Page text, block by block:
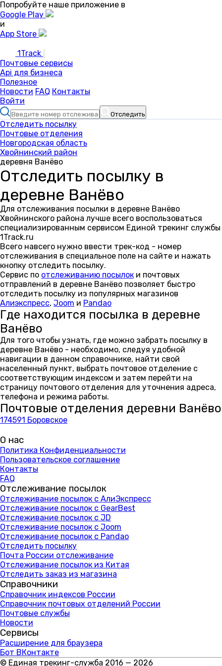
Попробуйте наше приложение в
Google Play
и
App Store
1Track
Почтовые сервисы
Api для бизнеса
Полезное
Новости FAQ Контакты
Войти
Отследить
Отследить посылку
Почтовые отделения
Новгородская область
Хвойнинский район
деревня Ванёво
Отследить посылку в
деревне Ванёво
Для отслеживания посылки в деревне Ванёво
Хвойнинского района лучше всего воспользоваться
специализированным сервисом Единой трекинг службы
1Track.ru
Всего навсего нужно ввести трек-код - номер
отслеживания в специальное поле на сайте и нажать
кнопку отследить посылку.
Сервис по отслеживанию посылок и почтовых
отправлений в деревне Ванёво позволяет быстро
отследить посылку из популярных магазинов
Алиэкспресс, Joom и Pandao
Где находится посылка в деревне
Ванёво
Для того чтобы узнать, где можно забрать посылку в
деревне Ванёво - необходимо, следуя удобной
навигации в данном справочнике, найти свой
населенный пункт, выбрать почтовое отделение с
соответствующим индексом и затем перейти на
страницу почтового отделения для уточнения адреса,
телефона и режима работы.
Почтовые отделения деревни Ванёво
174591 Боровское
О нас
Политика Конфиденциальности
Пользовательское соглашение
Контакты
FAQ
Отслеживание посылок
Отслеживание посылок с АлиЭкспресс
Отслеживание посылок с GearBest
Отслеживание посылок с JD
Отслеживание посылок с Joom
Отслеживание посылок с Pandao
Отследить посылку
Почта России отслеживание
Отслеживание посылок из Китая
Отследить заказ из магазина
Справочники
Справочник индексов России
Справочник почтовых отделений России
Почтовые службы
Новости
Сервисы
Расширение для браузера
Бот ВКонтакте
© Единая трекинг-служба 2016 — 2026